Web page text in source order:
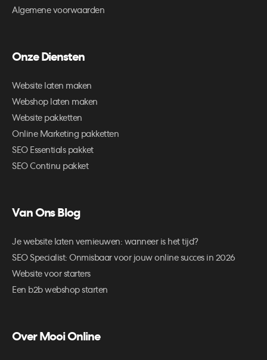
Algemene voorwaarden
Onze Diensten
Website laten maken
Webshop laten maken
Website pakketten
Online Marketing pakketten
SEO Essentials pakket
SEO Continu pakket
Van Ons Blog
Je website laten vernieuwen: wanneer is het tijd?
SEO Specialist: Onmisbaar voor jouw online succes in 2026
Website voor starters
Een b2b webshop starten
Over Mooi Online